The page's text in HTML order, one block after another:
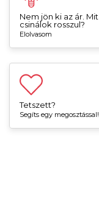
Nem jön ki az ár. Mit
csinálok rosszul?
Elolvasom
Tetszett?
Segíts egy megosztással!